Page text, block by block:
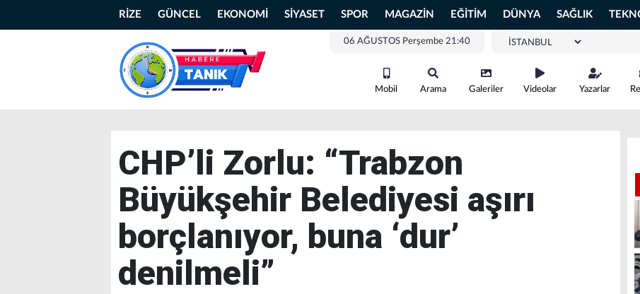
RİZE GÜNCEL EKONOMİ SİYASET SPOR MAGAZİN EĞİTİM DÜNYA SAĞLIK
06 AĞUSTOS Perşembe 21:40
Mobil Arama Galeriler Videolar Yazarlar
CHP’li Zorlu: “Trabzon
Büyükşehir Belediyesi aşırı
borçlanıyor, buna ‘dur’
denilmeli”